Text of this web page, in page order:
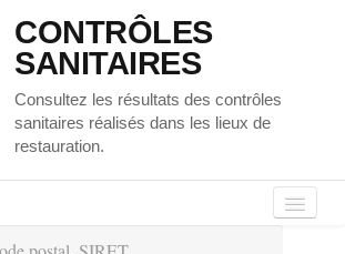
CONTRÔLES
SANITAIRES
Consultez les résultats des contrôles
sanitaires réalisés dans les lieux de
restauration.
Régions